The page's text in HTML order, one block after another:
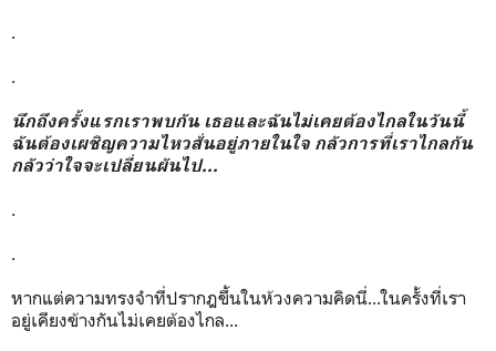
.
.
นึกถึงครั้งแรกเราพบกัน เธอและฉันไม่เคยต้องไกลในวันนี้
ฉันต้องเผชิญความไหวสั่นอยู่ภายในใจ กลัวการที่เราไกลกัน
กลัวว่าใจจะเปลี่ยนผันไป...
.
.
หากแต่ความทรงจำที่ปรากฎขึ้นในห้วงความคิดนี่...ในครั้งที่เรา
อยู่เคียงข้างกันไม่เคยต้องไกล...